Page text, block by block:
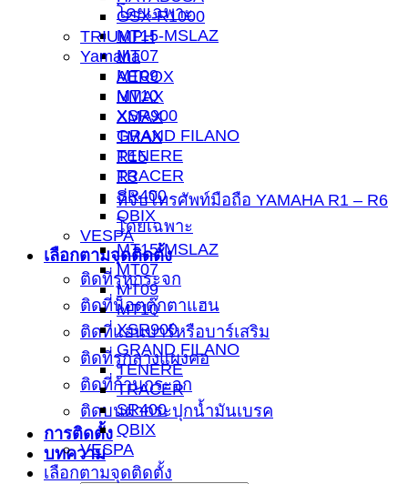
โดยเฉพาะ
MT15-MSLAZ
MT07
MT09
MT10
XSR900
GRAND FILANO
TENERE
TRACER
SR400
QBIX
VESPA
เลือกตามจุดติดตั้ง
ติดที่รูหูกระจก
ติดที่น็อตตุ๊กตาแฮน
ติดที่แฮนบาร์หรือบาร์เสริม
ติดที่รูกลางแผงคอ
ติดที่ก้านกระจก
ติดบนฝากระปุกน้ำมันเบรค
การติดตั้ง
บทความ
GSX-R1000
TRIUMPH
Yamaha
AEROX
NMAX
XMAX
TMAX
R15
R3
ที่จับโทรศัพท์มือถือ YAMAHA R1 – R6
โดยเฉพาะ
MT15-MSLAZ
MT07
MT09
MT10
XSR900
GRAND FILANO
TENERE
TRACER
SR400
QBIX
VESPA
เลือกตามจุดติดตั้ง